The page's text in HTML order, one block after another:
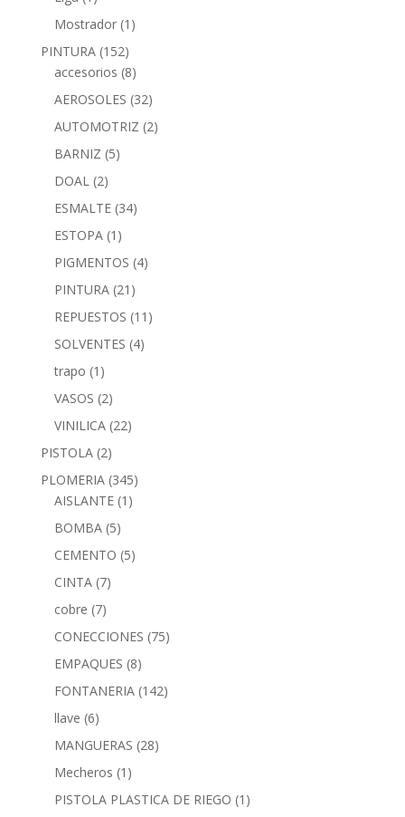
Mostrador (1)
PINTURA (152)
accesorios (8)
AEROSOLES (32)
AUTOMOTRIZ (2)
BARNIZ (5)
DOAL (2)
ESMALTE (34)
ESTOPA (1)
PIGMENTOS (4)
PINTURA (21)
REPUESTOS (11)
SOLVENTES (4)
trapo (1)
VASOS (2)
VINILICA (22)
PISTOLA (2)
PLOMERIA (345)
AISLANTE (1)
BOMBA (5)
CEMENTO (5)
CINTA (7)
cobre (7)
CONECCIONES (75)
EMPAQUES (8)
FONTANERIA (142)
llave (6)
MANGUERAS (28)
Mecheros (1)
PISTOLA PLASTICA DE RIEGO (1)